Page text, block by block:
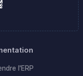
l'ERP